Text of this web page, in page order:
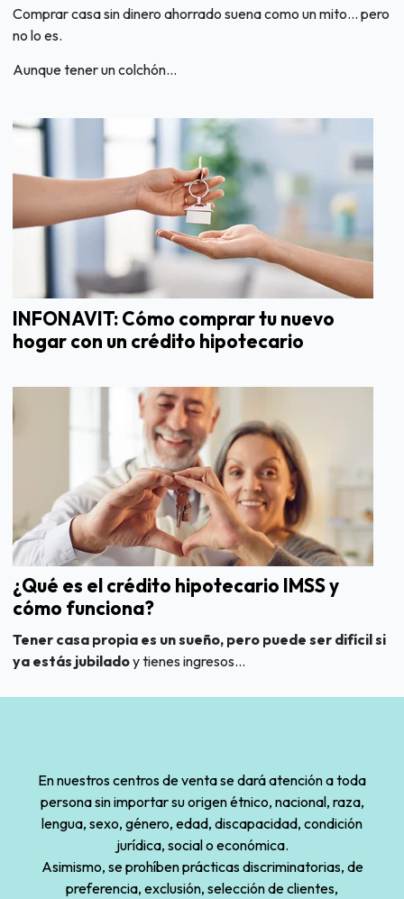
Comprar casa sin dinero ahorrado suena como un mito... pero
no lo es.
Aunque tener un colchón...
INFONAVIT: Cómo comprar tu nuevo
hogar con un crédito hipotecario
¿Qué es el crédito hipotecario IMSS y
cómo funciona?
Tener casa propia es un sueño, pero puede ser difícil si
ya estás jubiladoy tienes ingresos...
En nuestros centros de venta se dará atención a toda
persona sin importar su origen étnico, nacional, raza,
lengua, sexo, género, edad, discapacidad, condición
jurídica, social o económica.
Asimismo, se prohíben prácticas discriminatorias, de
preferencia, exclusión, selección de clientes,